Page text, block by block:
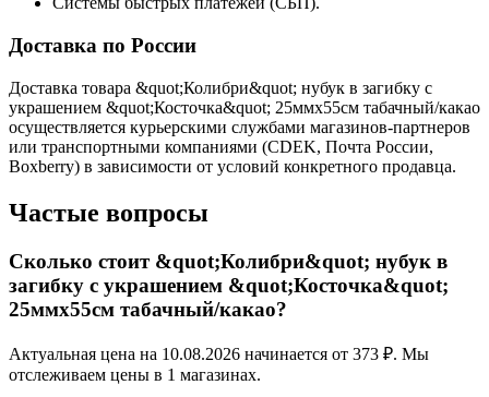
Доставка по России
Доставка товара &quot;Колибри&quot; нубук в загибку с
украшением &quot;Косточка&quot; 25ммх55см табачный/какао
осуществляется курьерскими службами магазинов-партнеров
или транспортными компаниями (CDEK, Почта России,
Boxberry) в зависимости от условий конкретного продавца.
Частые вопросы
Сколько стоит &quot;Колибри&quot; нубук в
загибку с украшением &quot;Косточка&quot;
25ммх55см табачный/какао?
Актуальная цена на 10.08.2026 начинается от 373 ₽. Мы
отслеживаем цены в 1 магазинах.